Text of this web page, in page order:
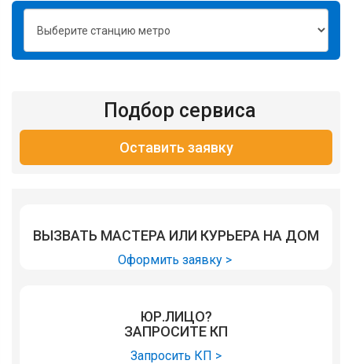
Подбор сервиса
Оставить заявку
ВЫЗВАТЬ МАСТЕРА ИЛИ КУРЬЕРА НА ДОМ
Оформить заявку >
ЮР.ЛИЦО?
ЗАПРОСИТЕ КП
Запросить КП >